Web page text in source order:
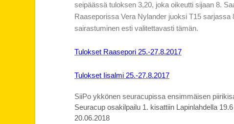
seipäässä tuloksen 3,20, joka oikeutti sijaan 8.
Raaseporissa Vera Nylander juoksi T15
sairastuminen esti valitettavasti tämän.
Tulokset Raasepori 25.-27.8.2017
Tulokset Iisalmi 25.-27.8.2017
SiiPo ykkönen seuracupissa ensimmäisen
Seuracup osakilpailu 1. kisattiin Lapinlahdella
20.06.2018